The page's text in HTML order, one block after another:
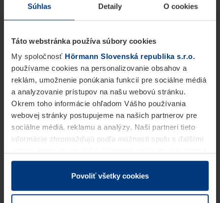
Súhlas Detaily O cookies
Táto webstránka používa súbory cookies
My spoločnosť Hörmann Slovenská republika s.r.o.
používame cookies na personalizovanie obsahov a
reklám, umožnenie ponúkania funkcií pre sociálne médiá
a analyzovanie prístupov na našu webovú stránku.
Okrem toho informácie ohľadom Vášho používania
webovej stránky postupujeme na našich partnerov pre
sociálne médiá, reklamu a analýzy. Naši partneri tieto
informácie zhromažďujú podľa možnosti spolu s ďalšími
v rámci Vášho využívania služieb.
Z právneho hľadiska môžeme cookies ukladať na Vašom
prevádzku tejto stránky. Pre všetky ostatné typy cookie
Povoliť všetky cookies